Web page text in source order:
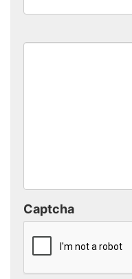
Captcha